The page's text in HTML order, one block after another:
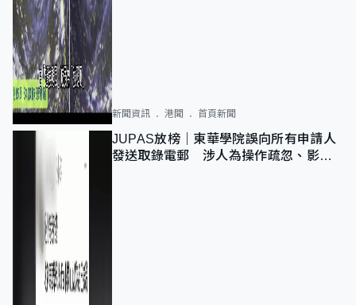
新聞資訊 港聞 首頁新聞
JUPAS放榜｜東華學院誤向所有申請人
發送取錄電郵 涉人為操作疏忽、影響